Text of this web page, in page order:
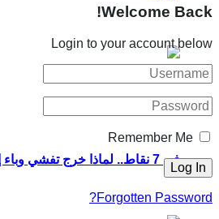
في 7 نقاط.. لماذا خرج تفشي وباء إيبولا عن السيطرة؟
Welcome Back!
Login to your account below
Remember Me
Forgotten Password?